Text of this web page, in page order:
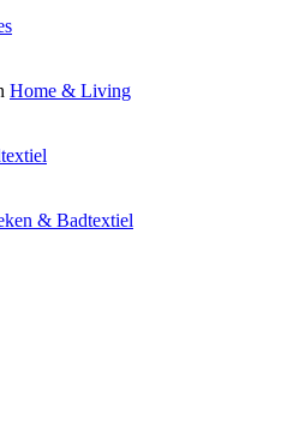
Home & Living
& Badtextiel